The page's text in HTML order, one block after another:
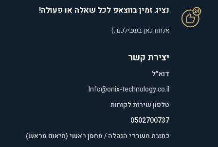
נציג זמין בווצאפ לכל שאלה או פעולה!
אנחנו כאן בשבילכם :)
יצירת קשר
דוא״ל
Info@onix-technology.co.il
טלפון שירות לקוחות
0502700737
כתובת משרדי הנהלה / מחסן ראשי (תיאום מראש)